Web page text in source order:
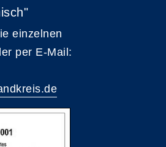
einzelnen
per E-Mail: